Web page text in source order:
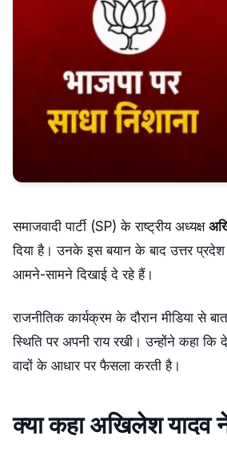
समाजवादी पार्टी (SP) के राष्ट्रीय अध्यक्ष
दिया है। उनके इस बयान के बाद उत्तर प्रदेश
आमने-सामने दिखाई दे रहे हैं।
राजनीतिक कार्यक्रम के दौरान मीडिया से
स्थिति पर अपनी राय रखी। उन्होंने कहा
वादों के आधार पर फैसला करती है।
क्या कहा अखिलेश यादव